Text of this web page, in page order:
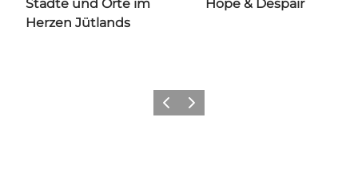
Städte und Orte im
Herzen Jütlands
Hope & Despair
Vorherige Folie
Nächste Folie